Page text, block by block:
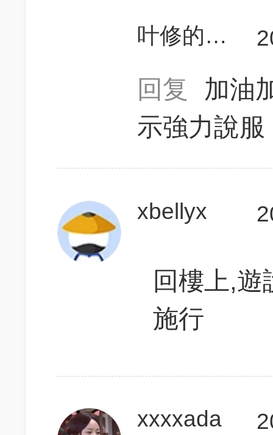
叶修的手指
回复
加油
示強力說服
xbellyx
回樓上,遊
施行
xxxxada